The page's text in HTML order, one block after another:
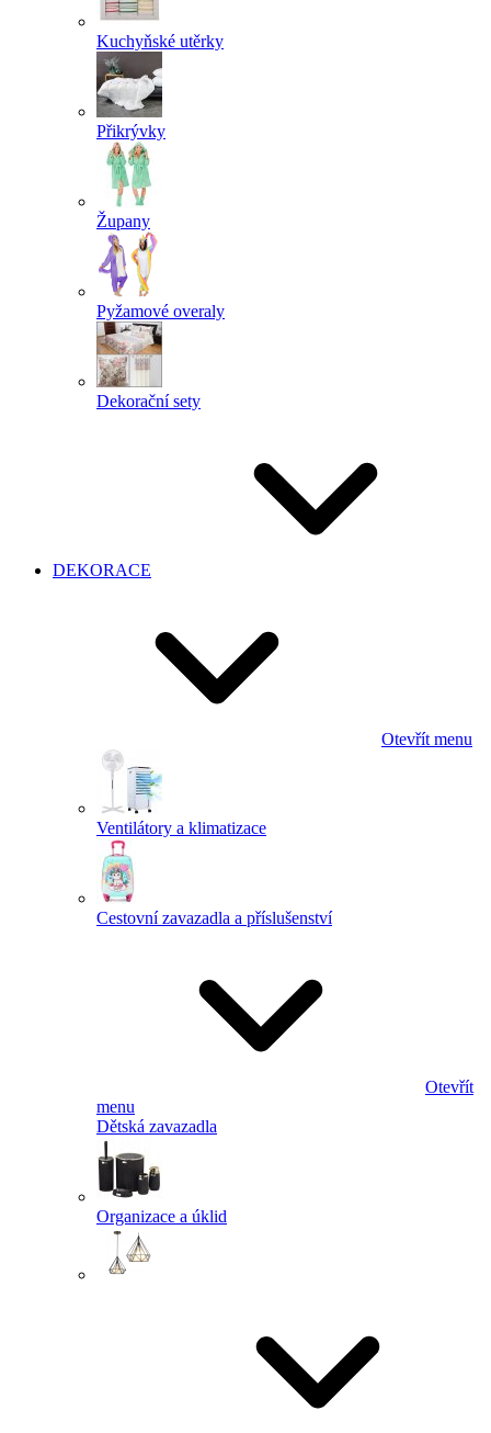
Kuchyňské utěrky
Přikrývky
Župany
Pyžamové overaly
Dekorační sety
DEKORACE
Otevřít menu
Ventilátory a klimatizace
Cestovní zavazadla a příslušenství
Otevřít
menu
Dětská zavazadla
Organizace a úklid